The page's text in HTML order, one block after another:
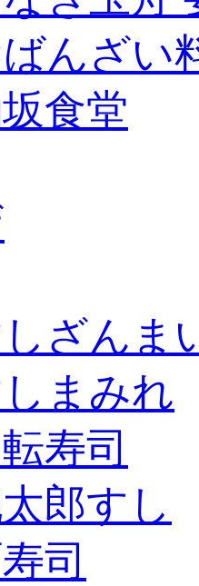
んざい
食堂
ざんま
まみれ
寿司
郎すし
司